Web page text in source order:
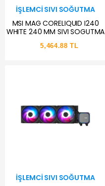
İŞLEMCI SIVI SOĞUTMA
MSI MAG CORELIQUID I240
WHITE 240 MM SIVI SOGUTMA
5,464.88 TL
İŞLEMCI SIVI SOĞUTMA